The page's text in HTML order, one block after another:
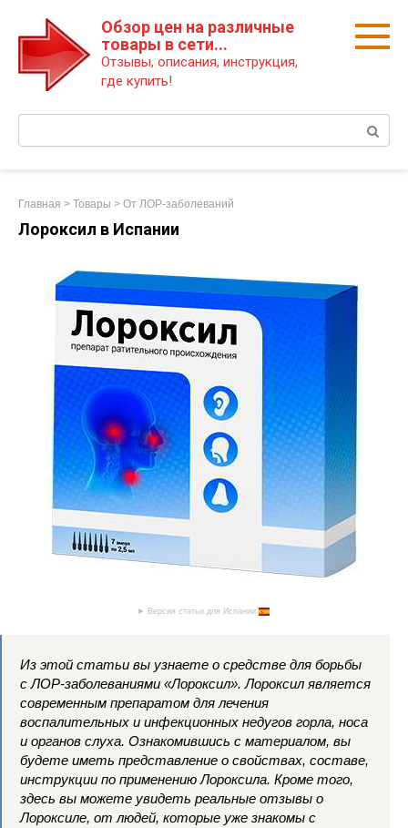
Обзор цен на различные
товары в сети...
Отзывы, описания, инструкция,
где купить!
Главная > Товары > От ЛОР-заболеваний
Лороксил в Испании
Версия статьи для Испании
Из этой статьи вы узнаете о средстве для борьбы
с ЛОР-заболеваниями «Лороксил». Лороксил является
современным препаратом для лечения
воспалительных и инфекционных недугов горла, носа
и органов слуха. Ознакомившись с материалом, вы
будете иметь представление о свойствах, составе,
инструкции по применению Лороксила. Кроме того,
здесь вы можете увидеть реальные отзывы о
Лороксиле, от людей, которые уже знакомы с